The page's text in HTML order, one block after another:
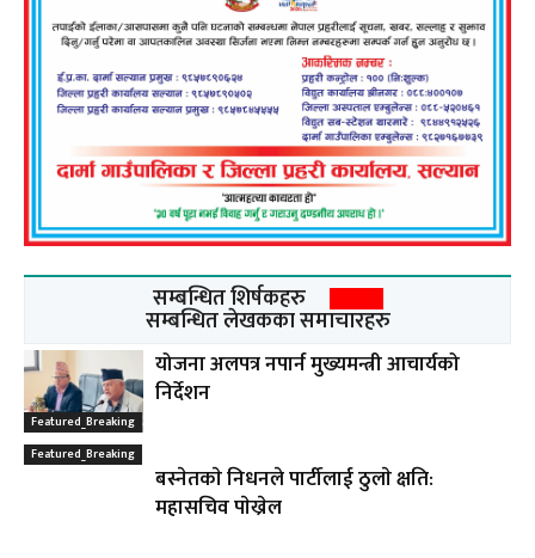
सम्बन्धित शिर्षकहरु
सम्बन्धित लेखकका समाचारहरु
Featured_Breaking
योजना अलपत्र नपार्न मुख्यमन्त्री आचार्यको
निर्देशन
Featured_Breaking
बस्नेतकाे निधनले पार्टीलाई ठुलाे क्षति:
महासचिव पाेख्रेल